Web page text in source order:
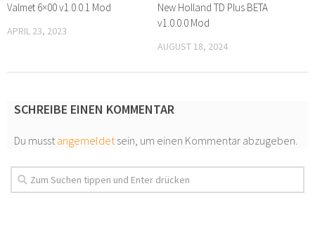
Valmet 6×00 v1.0.0.1 Mod
APRIL 23, 2023
New Holland TD Plus BETA
v1.0.0.0 Mod
AUGUST 18, 2024
SCHREIBE EINEN KOMMENTAR
Du musstangemeldetsein, um einen Kommentar abzugeben.